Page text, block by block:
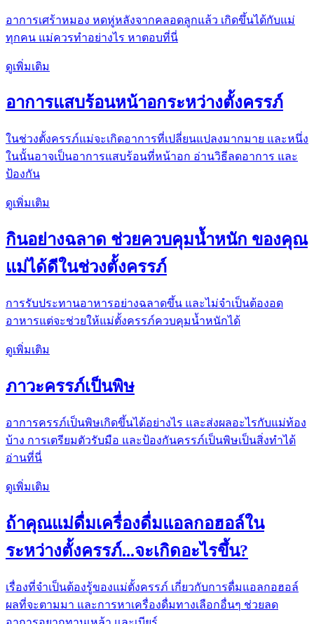
อาการเศร้าหมอง หดหู่หลังจากคลอดลูกแล้ว เกิดขึ้นได้กับแม่
ทุกคน แม่ควรทำอย่างไร หาตอบที่นี่
ดูเพิ่มเติม
อาการแสบร้อนหน้าอกระหว่างตั้งครรภ์
ในช่วงตั้งครรภ์แม่จะเกิดอาการที่เปลี่ยนแปลงมากมาย และหนึ่ง
ในนั้นอาจเป็นอาการแสบร้อนที่หน้าอก อ่านวิธีลดอาการ และ
ป้องกัน
ดูเพิ่มเติม
กินอย่างฉลาด ช่วยควบคุมน้ำหนัก ของคุณ
แม่ได้ดีในช่วงตั้งครรภ์
การรับประทานอาหารอย่างฉลาดขึ้น และไม่จำเป็นต้องอด
อาหารแต่จะช่วยให้แม่ตั้งครรภ์ควบคุมน้ำหนักได้
ดูเพิ่มเติม
ภาวะครรภ์เป็นพิษ
อาการครรภ์เป็นพิษเกิดขึ้นได้อย่างไร และส่งผลอะไรกับแม่ท้อง
บ้าง การเตรียมตัวรับมือ และป้องกันครรภ์เป็นพิษเป็นสิ่งทำได้
อ่านที่นี่
ดูเพิ่มเติม
ถ้าคุณแม่ดื่มเครื่องดื่มแอลกอฮอล์ใน
ระหว่างตั้งครรภ์...จะเกิดอะไรขึ้น?
เรื่องที่จำเป็นต้องรู้ของแม่ตั้งครรภ์ เกี่ยวกับการดื่มแอลกอฮอล์
ผลที่จะตามมา และการหาเครื่องดื่มทางเลือกอื่นๆ ช่วยลด